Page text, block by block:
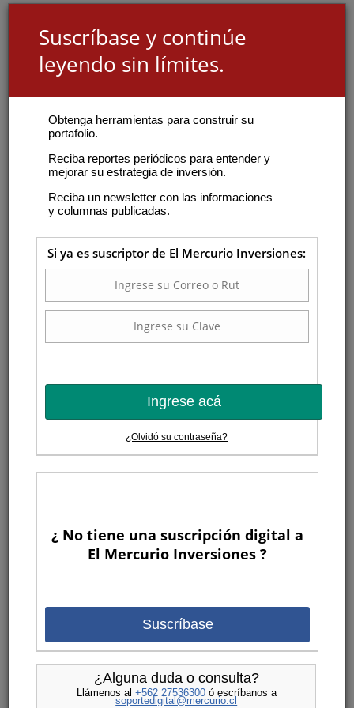
Suscríbase y continúe
leyendo sin límites.
Obtenga herramientas para construir su
portafolio.
Reciba reportes periódicos para entender y
mejorar su estrategia de inversión.
Reciba un newsletter con las informaciones
y columnas publicadas.
Si ya es suscriptor de El Mercurio Inversiones:
Ingrese acá
¿Olvidó su contraseña?
¿ No tiene una suscripción digital a
El Mercurio Inversiones ?
Suscríbase
¿Alguna duda o consulta?
Llámenos al +562 27536300ó escríbanos a
soportedigital@mercurio.cl